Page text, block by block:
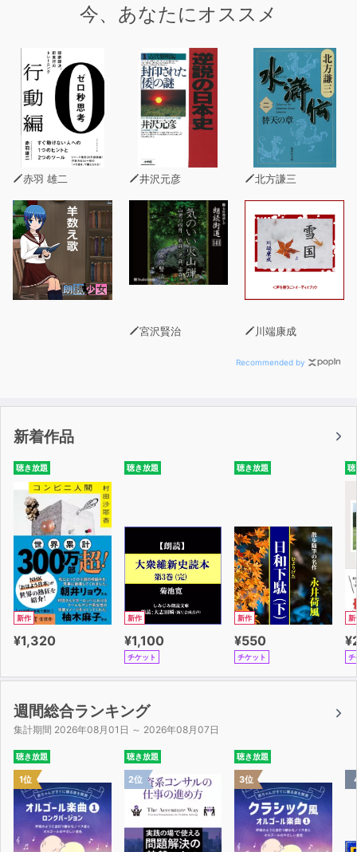
私自身が英語を学んできた経験から生まれたスピードラー
ました。聞き流す英語の威力を一番感じているのは私自身
だからです。
スピードラーニングのサービスは終了いたしましたが、残
念ながらそのいのちをわからない人がまだたくさんいるこ
とに申し訳なさでいっぱいです。たとえば「どうしても、
英語が話せないのです」というお客様の悲痛の言葉。その
い単語を辞書で調べ、日本語に訳して意味を理解しようと
していました。
「単語の意味や文法を気にしないで、ただひたすら聞き流
してほしい」と伝えました。今までの英語をいったん忘れ
犯してきたのです。英語の本を全部暗記しましたが、英語
です。「聞き流すだけ」ができるaudiobook.jpで多くの
皆様がスピードラーニングの生きた英語、使える英語を楽
しく身につけていただくことを願ってやみません。
今、あなたにオススメ
赤羽 雄二 井沢元彦 北方謙三
宮沢賢治 川端康成
Recommended by
新着作品
聴き放題
新作
¥1,320
聴き放題
新作
¥1,100
チケット
聴き放題
新作
¥550
チケット
聴
新
チ
週間総合ランキング
集計期間 2026年08月01日 ～ 2026年08月07日
聴き放題
1位
聴き放題
2位
聴き放題
3位